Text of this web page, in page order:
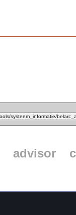
advisor